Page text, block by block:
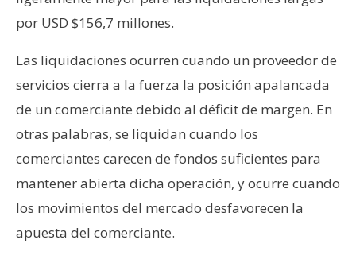
i
d
d
por USD $156,7 millones.
Las liquidaciones ocurren cuando un proveedor de
servicios cierra a la fuerza la posición apalancada
de un comerciante debido al déficit de margen. En
otras palabras, se liquidan cuando los
comerciantes carecen de fondos suficientes para
mantener abierta dicha operación, y ocurre cuando
los movimientos del mercado desfavorecen la
apuesta del comerciante.